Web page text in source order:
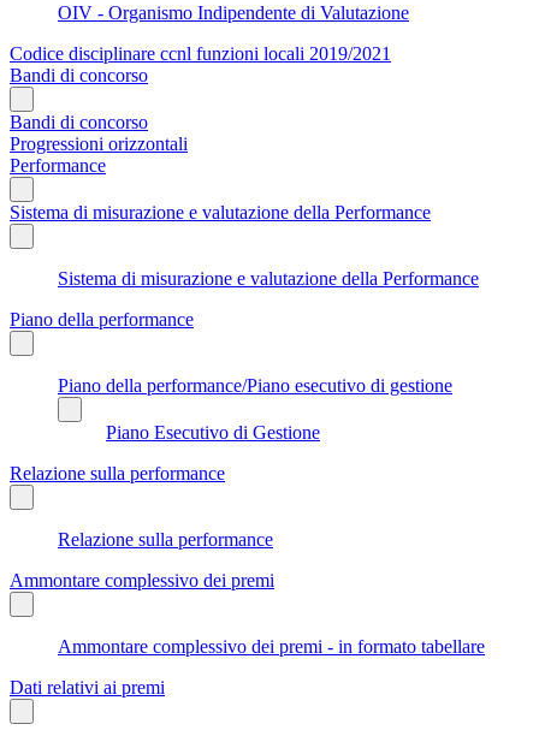
OIV - Organismo Indipendente di Valutazione
Codice disciplinare ccnl funzioni locali 2019/2021
Bandi di concorso
Bandi di concorso
Progressioni orizzontali
Performance
Sistema di misurazione e valutazione della Performance
Sistema di misurazione e valutazione della Performance
Piano della performance
Piano della performance/Piano esecutivo di gestione
Piano Esecutivo di Gestione
Relazione sulla performance
Relazione sulla performance
Ammontare complessivo dei premi
Ammontare complessivo dei premi - in formato tabellare
Dati relativi ai premi